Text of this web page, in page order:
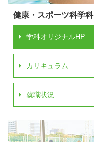
健康・スポーツ科学科
学科オリジナルHP
カリキュラム
就職状況